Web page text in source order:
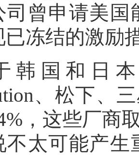
司曾申请美国
已冻结的激励
韩国和日
、松下、
，这些厂商
不太可能产生